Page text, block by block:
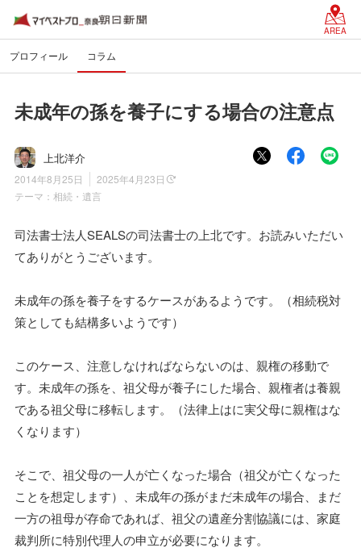
AREA
プロフィール コラム
未成年の孫を養子にする場合の注意点
上北洋介
2014年8月25日
2025年4月23日
テーマ： 相続・遺言
司法書士法人SEALSの司法書士の上北です。お読みいただい
てありがとうございます。
未成年の孫を養子をするケースがあるようです。（相続税対
策としても結構多いようです）
このケース、注意しなければならないのは、親権の移動で
す。未成年の孫を、祖父母が養子にした場合、親権者は養親
である祖父母に移転します。（法律上はに実父母に親権はな
くなります）
そこで、祖父母の一人が亡くなった場合（祖父が亡くなった
ことを想定します）、未成年の孫がまだ未成年の場合、まだ
一方の祖母が存命であれば、祖父の遺産分割協議には、家庭
裁判所に特別代理人の申立が必要になります。